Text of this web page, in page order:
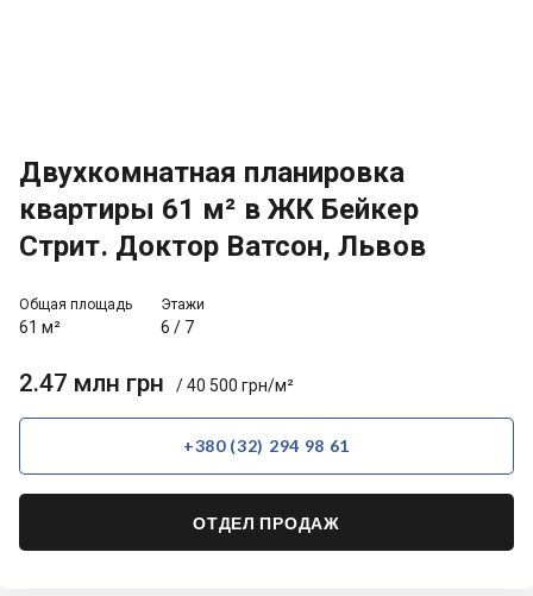
Двухкомнатная планировка
квартиры 61 м² в ЖК Бейкер
Стрит. Доктор Ватсон, Львов
Общая площадь
61 м²
Этажи
6 / 7
2.47 млн грн / 40 500 грн/м²
+380 (32) 294 98 61
ОТДЕЛ ПРОДАЖ